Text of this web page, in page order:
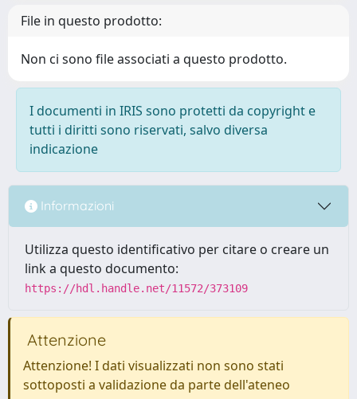
File in questo prodotto:
Non ci sono file associati a questo prodotto.
I documenti in IRIS sono protetti da copyright e
tutti i diritti sono riservati, salvo diversa
indicazione
Informazioni
Utilizza questo identificativo per citare o creare un
link a questo documento:
https://hdl.handle.net/11572/373109
Attenzione
Attenzione! I dati visualizzati non sono stati
sottoposti a validazione da parte dell'ateneo